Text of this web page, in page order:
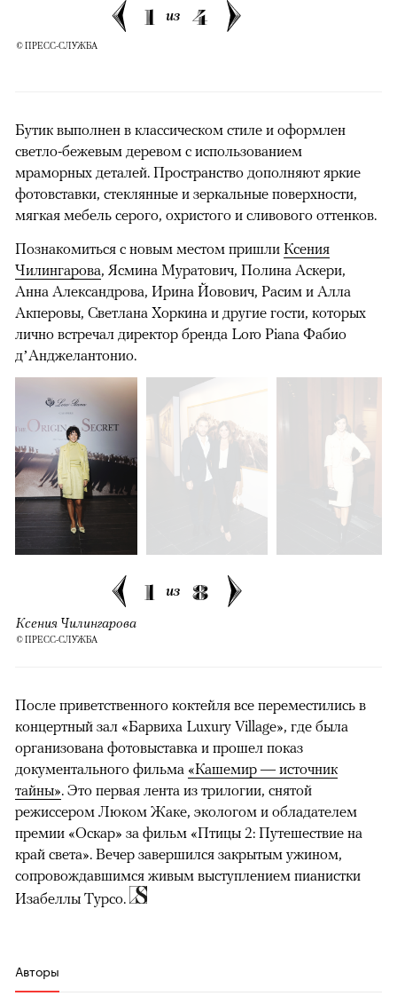
1 из 4
© ПРЕСС-СЛУЖБА
Бутик выполнен в классическом стиле и оформлен
светло-бежевым деревом с использованием
мраморных деталей. Пространство дополняют яркие
фотовставки, стеклянные и зеркальные поверхности,
мягкая мебель серого, охристого и сливового оттенков.
Познакомиться с новым местом пришли Ксения
Чилингарова, Ясмина Муратович, Полина Аскери,
Анна Александрова, Ирина Йовович, Расим и Алла
Акперовы, Светлана Хоркина и другие гости, которых
лично встречал директор бренда Loro Piana Фабио
д’Анджелантонио.
1 из 8
Ксения Чилингарова
© ПРЕСС-СЛУЖБА
После приветственного коктейля все переместились в
концертный зал «Барвиха Luxury Village», где была
организована фотовыставка и прошел показ
документального фильма «Кашемир — источник
тайны». Это первая лента из трилогии, снятой
режиссером Люком Жаке, экологом и обладателем
премии «Оскар» за фильм «Птицы 2: Путешествие на
край света». Вечер завершился закрытым ужином,
сопровождавшимся живым выступлением пианистки
Изабеллы Турсо.
Авторы